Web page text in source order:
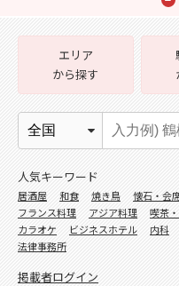
エリア
から探す
人気キーワード
居酒屋 和食 焼き鳥 懐石・会
フランス料理
アジア料理 喫茶
カラオケ
ビジネスホテル 内科
法律事務所
掲載者ログイン